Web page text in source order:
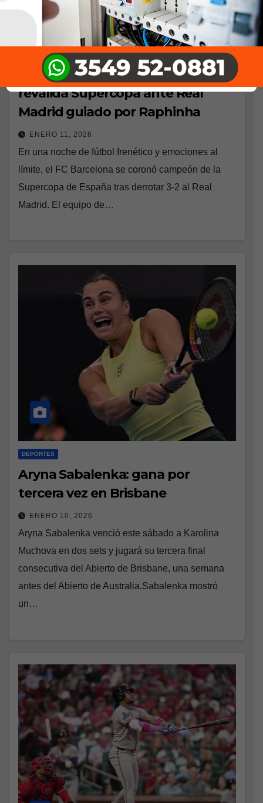
DEPORTES
¡Bicampeones en el desierto! El
Barcelona reina en Arabia con un
Raphinha estelarBarcelona
revalida Supercopa ante Real
Madrid guiado por Raphinha
ENERO 11, 2026
En una noche de fútbol frenético y emociones al
límite, el FC Barcelona se coronó campeón de la
Supercopa de España tras derrotar 3-2 al Real
Madrid. El equipo de…
DEPORTES
Aryna Sabalenka: gana por
tercera vez en Brisbane
ENERO 10, 2026
Aryna Sabalenka venció este sábado a Karolina
Muchova en dos sets y jugará su tercera final
consecutiva del Abierto de Brisbane, una semana
antes del Abierto de Australia.Sabalenka mostró
un…